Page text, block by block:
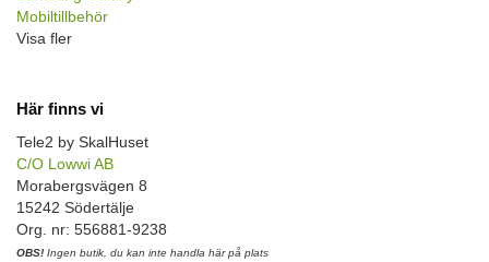
Mobiltillbehör
Visa fler
Här finns vi
Tele2 by SkalHuset
C/O Lowwi AB
Morabergsvägen 8
15242 Södertälje
Org. nr: 556881-9238
OBS! Ingen butik, du kan inte handla här på plats